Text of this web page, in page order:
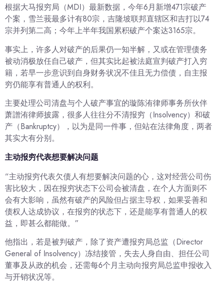
根据大马报穷局（MDI）最新数据，今年6月新增471宗破产
个案，雪兰莪最多计有80宗，吉隆坡联邦直辖区和吉打以74
宗并列第二高；今年上半年我国累积破产个案达3165宗。
事实上，许多人对破产的后果仍一知半解，又或在管理债务
被动消极放任自己破产，但其实比起被法庭宣判破产打入穷
籍，若早一步意识到自身财务状况不佳且无力偿债，自主报
穷仍能享有普通人的权利。
主要处理公司清盘与个人破产事宜的璇陈洧律师事务所伙伴
萧譄洧律师披露，很多人往往分不清报穷（Insolvency）和破
产（Bankruptcy），以为是同一件事，但站在法律角度，两者
其实大有分别。
主动报穷代表想要解决问题
“主动报穷代表欠债人有想要解决问题的心，这对经营公司伤
害比较大，因在报穷状态下公司会被清盘，在个人方面则不
会有大影响，虽然有破产的风险但占据主导权，如果妥善和
债权人达成协议，在报穷的状态下，还是能享有普通人的权
益，即甚么都能做。”
他指出，若是被判破产，除了资产遭报穷局总监（Director
General of Insolvency）冻结接管，失去人身自由、担任公司
董事及从政的机会，还需每6个月主动向报穷局总监申报收入
与开销状况等。